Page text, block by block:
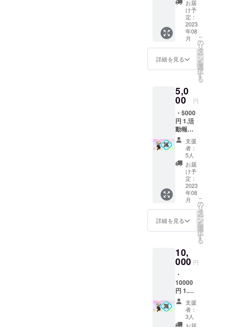
と5月中
旬頃を
目処に
出来上
がる予
定で
す。イ
ラスト
イラス
トレー
のお名
前及び
TwitterI
Dの方も
公開さ
せて頂
きます
(掲載許
可取得
済み)。
【※3】
活動報
いて ・
提供方
ファン
ディン
の報告
及び
Twitter
にて提
供させ
て頂き
ストを
依頼中
です。1
周年記
念イラ
ストを
利用し
る予定
です。
が完成
次第、
活動報
告書及
Twitter
にてお
披露目
して参
りま
す。イ
ラスト
レー
ター様
旬頃を
目処に
がる予
定で
す。イ
ラスト
のお披
露目と
1170・
1080×2
400・
2,520×1
,080)の
3サイズ
※1 3.PC
壁紙
3072×2
049)の2
サイズ
※1
4.Twitte
rヘッ
ダー※1
5.あり
がとう
ボイス
・収録
時間：
1〜2分
・提供
方法：
視聴用
のURL
リター
ンの内
断で転
載・公
開する
ことは
禁止で
す。
【※1】1
お届
け予
定：
2023
年08
月
詳細を見る
こ
の
リ
タ
ー
ン
を
選
択
す
る
5,0
00 円
・5000
円 1.活
動報告
公開※3
2.スマ
ホ壁紙
(2532 x
1170・
1080×2
400・
2,520×1
,080)の
3サイズ
※1 3.PC
壁紙
3072×2
049)の2
サイズ
※1
4.Twitte
rヘッ
ダー※1
5.あり
がとう
ボイス
支援
者：
5人
お届
け予
定：
2023
年08
月
詳細を見る
こ
の
リ
タ
ー
ン
を
選
択
す
る
10,
000 円
・
10000
円 1.活
動報告
公開※3
2.スマ
ホ壁紙
支援
者：
3人